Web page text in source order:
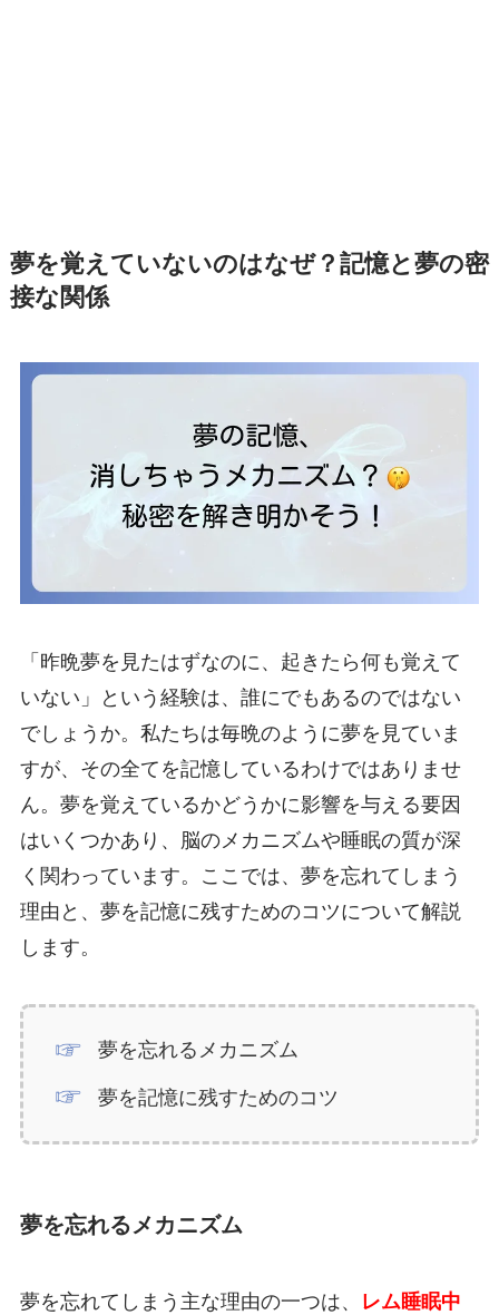
夢を覚えていないのはなぜ？記憶と夢の密
接な関係
「昨晩夢を見たはずなのに、起きたら何も覚えて
いない」という経験は、誰にでもあるのではない
でしょうか。私たちは毎晩のように夢を見ていま
すが、その全てを記憶しているわけではありませ
ん。夢を覚えているかどうかに影響を与える要因
はいくつかあり、脳のメカニズムや睡眠の質が深
く関わっています。ここでは、夢を忘れてしまう
理由と、夢を記憶に残すためのコツについて解説
します。
夢を忘れるメカニズム
夢を記憶に残すためのコツ
夢を忘れるメカニズム
夢を忘れてしまう主な理由の一つは、
レム睡眠中